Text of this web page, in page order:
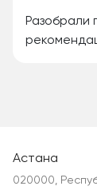
Разобрали
Астана
020000,